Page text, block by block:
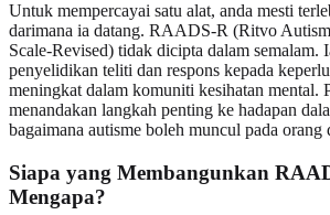
Untuk mempercayai satu alat, anda mesti
darimana ia datang. RAADS-R (Ritvo
Scale‑Revised) tidak dicipta dalam semalam.
penyelidikan teliti dan respons kepada
meningkat dalam komuniti kesihatan mental.
menandakan langkah penting ke hadapan
bagaimana autisme boleh muncul pada orang
Siapa yang Membangunkan
Mengapa?